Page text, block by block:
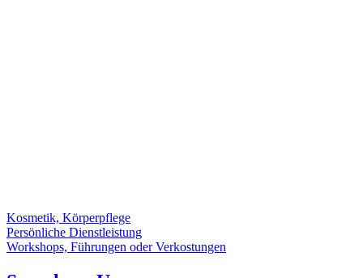
Kosmetik, Körperpflege
Persönliche Dienstleistung
Workshops, Führungen oder Verkostungen